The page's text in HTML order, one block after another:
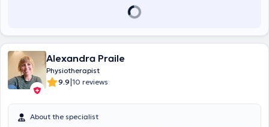
Alexandra Praile
Physiotherapist
9.9|10 reviews
About the specialist